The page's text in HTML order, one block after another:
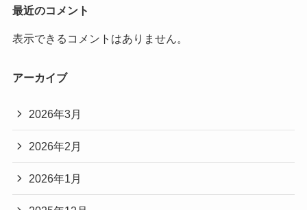
最近のコメント
表示できるコメントはありません。
アーカイブ
2026年3月
2026年2月
2026年1月